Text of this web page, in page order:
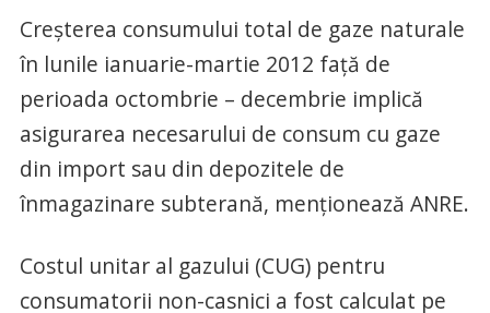
Creşterea consumului total de gaze naturale
în lunile ianuarie-martie 2012 faţă de
perioada octombrie – decembrie implică
asigurarea necesarului de consum cu gaze
din import sau din depozitele de
înmagazinare subterană, menţionează ANRE.
Costul unitar al gazului (CUG) pentru
consumatorii non-casnici a fost calculat pe